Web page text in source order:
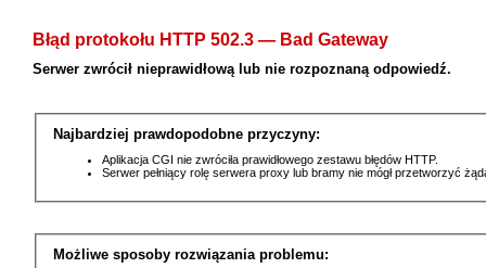
Błąd protokołu HTTP 502.3 — Bad Gateway
Serwer zwrócił nieprawidłową lub nie rozpoznaną odpowiedź.
Najbardziej prawdopodobne przyczyny:
Aplikacja CGI nie zwróciła prawidłowego zestawu błędów HTTP.
Serwer pełniący rolę serwera proxy lub bramy nie mógł przetworzyć
Możliwe sposoby rozwiązania problemu: